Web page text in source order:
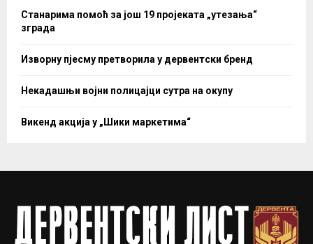
Станарима помоћ за још 19 пројеката „утезања“
зграда
Изворну пјесму претворила у дервентски бренд
Некадашњи војни полицајци сутра на окупу
Викенд акција у „Шики маркетима“